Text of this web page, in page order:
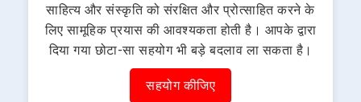
साहित्य और संस्कृति को संरक्षित और प्रोत्साहित करने के
लिए सामूहिक प्रयास की आवश्यकता होती है। आपके द्वारा
दिया गया छोटा-सा सहयोग भी बड़े बदलाव ला सकता है।
सहयोग कीजिए